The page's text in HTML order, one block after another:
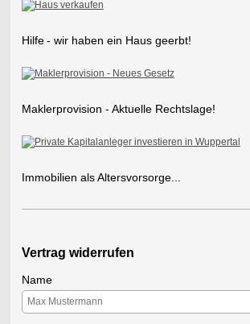
Hilfe- wir haben ein Haus geerbt!
Maklerprovision - Aktuelle Rechtslage!
Immobilien als Altersvorsorge...
Vertrag widerrufen
Name